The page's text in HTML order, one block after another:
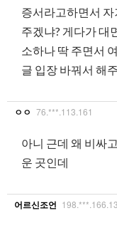
증서라고하면서
주겠냐? 게다가 대
소하나 딱 주면서
글 입장 바꿔서 해
ㅇㅇ 76.***.113.161
아니 근데 왜 비싸
운 곳인데
어르신조언